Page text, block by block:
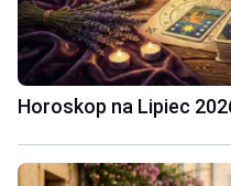
Horoskop na Lipiec